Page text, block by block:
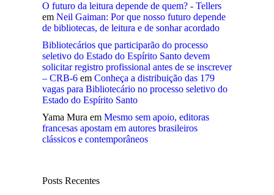
O futuro da leitura depende de quem? - Tellers
em Neil Gaiman: Por que nosso futuro depende
de bibliotecas, de leitura e de sonhar acordado
Bibliotecários que participarão do processo
seletivo do Estado do Espírito Santo devem
solicitar registro profissional antes de se inscrever
– CRB-6 em Conheça a distribuição das 179
vagas para Bibliotecário no processo seletivo do
Estado do Espírito Santo
Yama Mura em Mesmo sem apoio, editoras
francesas apostam em autores brasileiros
clássicos e contemporâneos
Posts Recentes